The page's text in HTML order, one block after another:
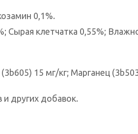
0,1%.
Сырая клетчатка 0,55%;
15 мг/кг; Марганец
других добавок.